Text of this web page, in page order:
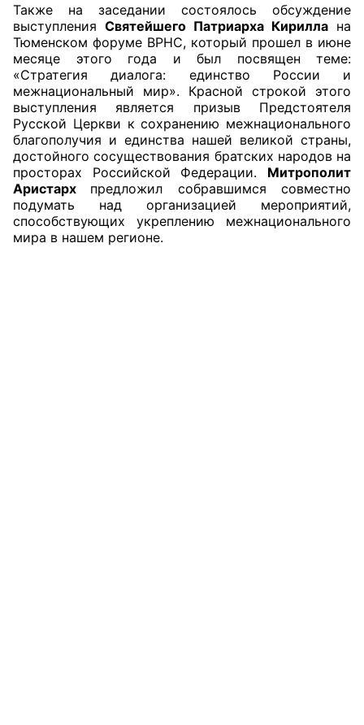
Соглашения
Рекомендации
Порядок работы ЦОН
Аппарат ОП КО
УСТАВ ГКУ “АППАРАТ ОП КО”
Доходы руководителя за 2024 г.
Также на заседании состоялось обсуждение
выступления Святейшего Патриарха Кирилла на
Тюменском форуме ВРНС, который прошел в июне
месяце этого года и был посвящен теме:
«Стратегия диалога: единство России и
межнациональный мир». Красной строкой этого
выступления является призыв Предстоятеля
Русской Церкви к сохранению межнационального
благополучия и единства нашей великой страны,
достойного сосуществования братских народов на
просторах Российской Федерации. Митрополит
Аристарх предложил собравшимся совместно
подумать над организацией мероприятий,
способствующих укреплению межнационального
мира в нашем регионе.